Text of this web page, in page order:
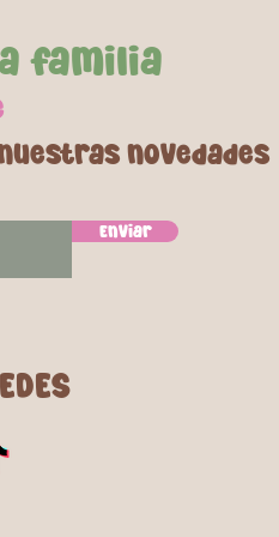
familia
novedades
Enviar